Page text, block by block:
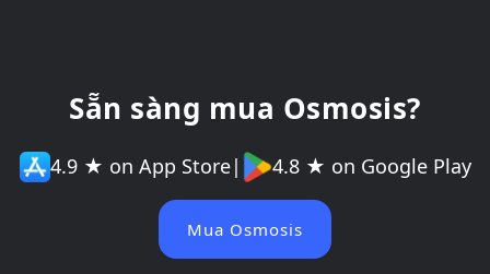
Sẵn sàng mua Osmosis?
4.9 ★ on App Store| 4.8 ★ on Google Play
Mua Osmosis